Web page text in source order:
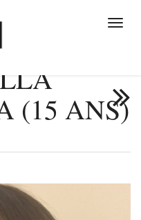
(15 ANS)